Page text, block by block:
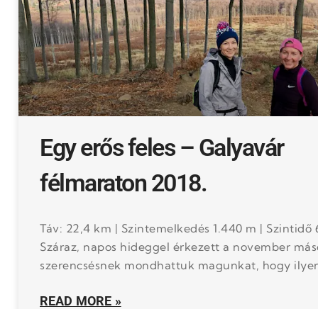
Egy erős feles – Galyavár
félmaraton 2018.
Táv: 22,4 km | Szintemelkedés 1.440 m | Szintidő
Száraz, napos hideggel érkezett a november
szerencsésnek mondhattuk magunkat, hogy
READ MORE »